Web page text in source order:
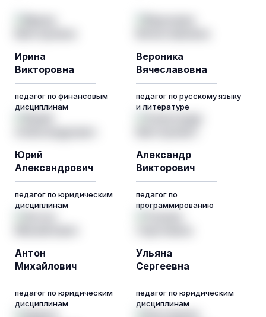
Ирина
Викторовна
педагог по финансовым
дисциплинам
Вероника
Вячеславовна
педагог по русскому языку
и литературе
Юрий
Александрович
педагог по юридическим
дисциплинам
Александр
Викторович
педагог по
программированию
Антон
Михайлович
педагог по юридическим
дисциплинам
Ульяна
Сергеевна
педагог по юридическим
дисциплинам